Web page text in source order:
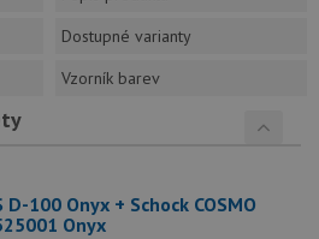
Dostupné varianty
Vzorník barev
D-100 Onyx + Schock COSMO
Onyx